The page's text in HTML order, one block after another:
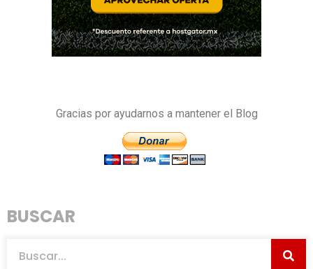
Gracias por ayudarnos a mantener el Blog
BUSCAR